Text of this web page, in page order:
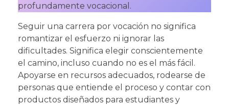
profundamente vocacional.
Seguir una carrera por vocación no significa
romantizar el esfuerzo ni ignorar las
dificultades. Significa elegir conscientemente
el camino, incluso cuando no es el más fácil.
Apoyarse en recursos adecuados, rodearse de
personas que entiende el proceso y contar con
productos diseñados para estudiantes y